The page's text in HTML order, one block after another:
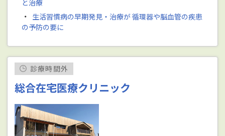
と治療
・ 生活習慣病の早期発見・治療が 循環器や脳血管の疾患
の予防の要に
診療時間外
総合在宅医療クリニック